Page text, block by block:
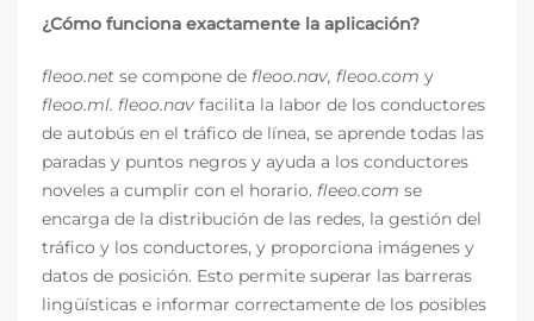
¿Cómo funciona exactamente la aplicación?
fleoo.net se compone de fleoo.nav, fleoo.com y
fleoo.ml. fleoo.nav facilita la labor de los conductores
de autobús en el tráfico de línea, se aprende todas las
paradas y puntos negros y ayuda a los conductores
noveles a cumplir con el horario. fleeo.com se
encarga de la distribución de las redes, la gestión del
tráfico y los conductores, y proporciona imágenes y
datos de posición. Esto permite superar las barreras
lingüísticas e informar correctamente de los posibles